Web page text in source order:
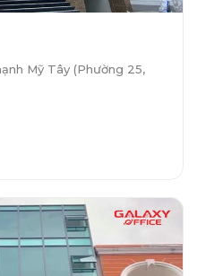
Mỹ Tây (Phường 25,